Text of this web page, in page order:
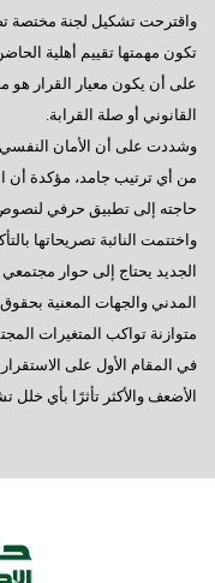
واقترحت تشكيل لجنة مختصة
تكون مهمتها تقييم أهلية
على أن يكون معيار القرار هو
القانوني أو صلة القرابة.
وشددت على أن الأمان النفسي
من أي ترتيب جامد، مؤكدة أن
حاجته إلى تطبيق حرفي
واختتمت النائبة تصريحاتها
الجديد يحتاج إلى حوار
المدني والجهات المعنية
متوازنة تواكب المتغيرات
في المقام الأول على
الأضعف والأكثر تأثرًا بأي خلل